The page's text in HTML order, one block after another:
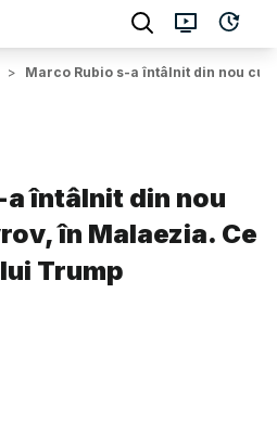
> Marco Rubio s-a întâlnit din nou cu
întâlnit din nou
în Malaezia. Ce
Trump